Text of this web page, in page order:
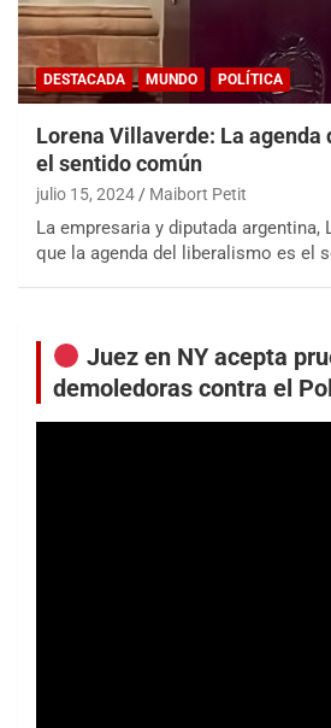
DESTACADA MUNDO POLÍTICA
Lorena Villaverde: La
el sentido común
julio 15, 2024 Maibort Petit
La empresaria y diputada argentina,
que la agenda del liberalismo es el
Juez en NY acepta
demoledoras contra el